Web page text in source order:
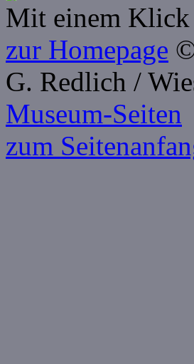
Mit einem Klick
zur Homepage
G. Redlich /
Museum-Seiten
zum